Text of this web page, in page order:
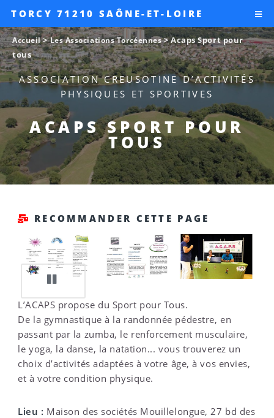
TORCY 71210 SAÔNE-ET-LOIRE
ASSOCIATION CREUSOTINE D’ACTIVITÉS
PHYSIQUES ET SPORTIVES
ACAPS SPORT POUR
TOUS
Accueil>Les Associations Torcéennes>Acaps Sport pour
tous
RECOMMANDER CETTE PAGE
L’ACAPS propose du Sport pour Tous.
De la gymnastique à la randonnée pédestre, en
passant par la zumba, le renforcement musculaire,
le yoga, la danse, la natation... vous trouverez un
choix d’activités adaptées à votre âge, à vos envies,
et à votre condition physique.
Lieu : Maison des sociétés Mouillelongue, 27 bd des